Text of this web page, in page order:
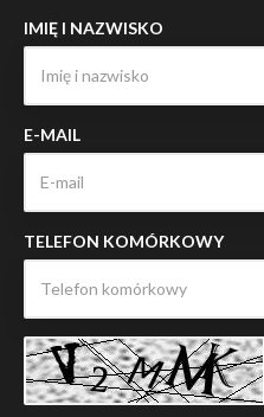
IMIĘ I NAZWISKO
E-MAIL
TELEFON KOMÓRKOWY